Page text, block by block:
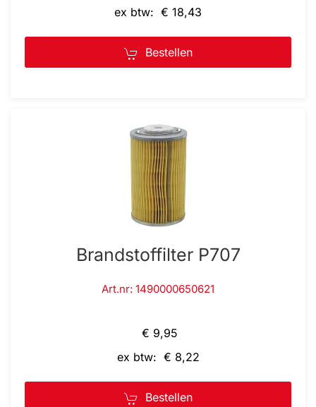
ex btw: € 18,43
Bestellen
Brandstoffilter P707
Art.nr: 1490000650621
€ 9,95
ex btw: € 8,22
Bestellen